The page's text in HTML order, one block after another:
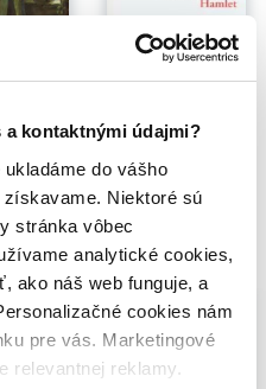
a kontaktnými údajmi?
do vášho
Niektoré sú
stránka vôbec
analytické cookies,
ako náš web funguje, a
cookies nám
pre vás. Marketingové
relevantnej reklamy.
Júlia Hamlet
3,00€
teba